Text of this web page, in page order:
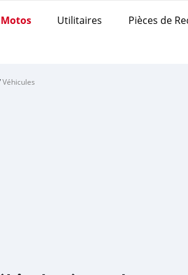
Motos Utilitaires Pièces de
Véhicules